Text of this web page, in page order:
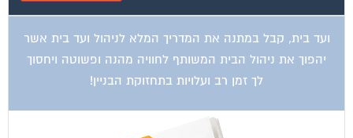
ועד בית, קבל במתנה את המדריך המלא לניהול ועד בית אשר
יהפוך את ניהול הבית המשותף לחוויה מהנה ופשוטה ויחסוך
לך זמן רב ועלויות בתחזוקת הבניין!